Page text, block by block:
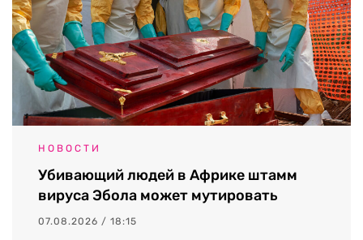
НОВОСТИ
Убивающий людей в Африке штамм
вируса Эбола может мутировать
07.08.2026 / 18:15